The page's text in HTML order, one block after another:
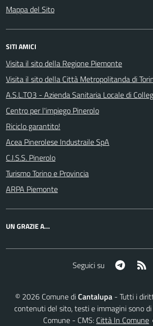
Mappa del Sito
SITI AMICI
Visita il sito della Regione Piemonte
Visita il sito della Città Metropolitanda di
A.S.L.TO3 - Azienda Sanitaria Locale di
Centro per l'impiego Pinerolo
Riciclo garantito!
Acea Pinerolese Industraile SpA
C.I.S.S. Pinerolo
Turismo Torino e Provincia
ARPA Piemonte
UN GRAZIE A...
Seguici su Telegram
© 2026Comune diCantalupa- Tutti i
contenuti del sito, testi e immagini sono
Comune - CMS: Città In Comune